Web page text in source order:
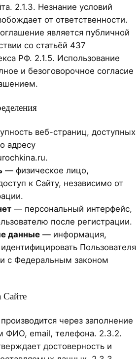
2.1.3. Незнание условий
от ответственности.
является публичной
со статьёй 437
РФ. 2.1.5. Использование
и безоговорочное согласие
веб-страниц, доступных
адресу
— физическое лицо,
к Сайту, независимо от
— персональный интерфейс,
после регистрации.
данные — информация,
Пользователя
с Федеральным законом
Сайте
через заполнение
ФИО, email, телефона. 2.3.2.
достоверность и